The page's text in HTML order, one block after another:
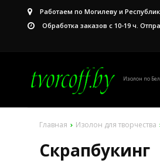
Работаем по Могилеву и
Обработка заказов с 10-19 ч.
Изолон по
Главная Изолон для творчества
Скрапбукинг